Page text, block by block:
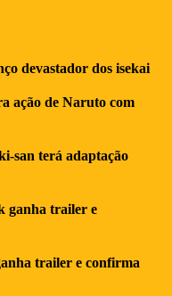
devastador dos isekai
ação de Naruto com
san terá adaptação
ganha trailer e
trailer e confirma